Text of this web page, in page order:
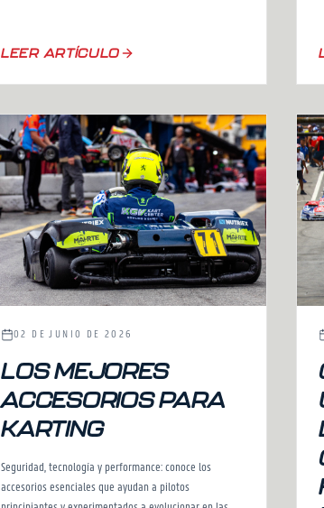
LEER ARTÍCULO
02 DE JUNIO DE 2026
LOS MEJORES
ACCESORIOS PARA
KARTING
Seguridad, tecnología y performance: conoce los
accesorios esenciales que ayudan a pilotos